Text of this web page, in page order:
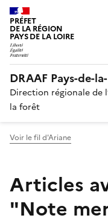
PRÉFET
DE LA RÉGION
PAYS DE LA LOIRE
DRAAF Pays-de-
Direction régionale de
la forêt
Voir le fil d'Ariane
Articles
"Note